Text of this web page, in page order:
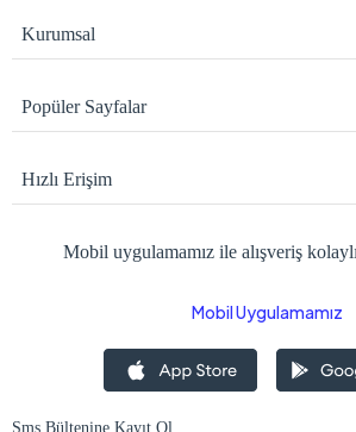
Kurumsal
Popüler Sayfalar
Hızlı Erişim
Mobil uygulamamız ile alışveriş
Mobil Uygulamamız
Sms Bültenine Kayıt Ol